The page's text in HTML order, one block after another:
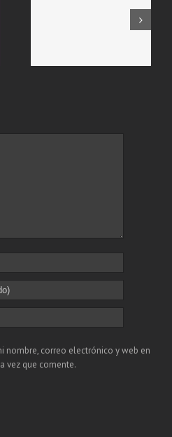
nombre, correo electrónico y web en
vez que comente.